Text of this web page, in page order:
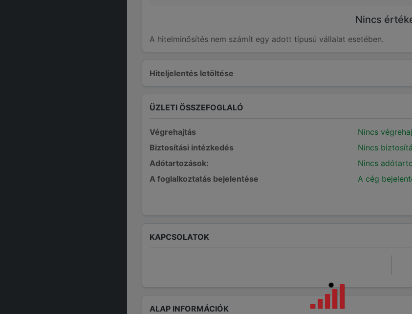
Hiteljelentés letöltése
Nincs
A hitelminősítés nem számít egy adott típusú vállalat esetében.
ÜZLETI ÖSSZEFOGLALÓ
Végrehajtás
Nincs
Biztosítási intézkedés
Nincs
Adótartozások:
Nincs
A foglalkoztatás bejelentése
A cég
KAPCSOLATOK
ALAP INFORMÁCIÓK